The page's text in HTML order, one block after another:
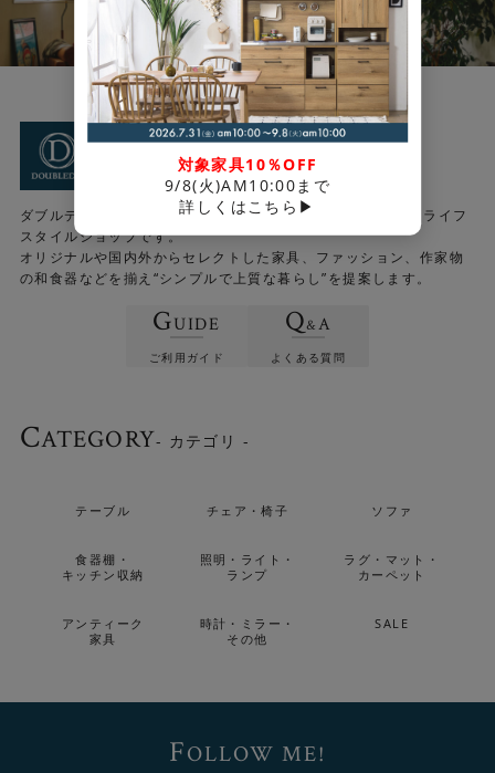
ABOUT DOUBLEDAY
- ダブルデイについて -
ダブルデイは1日を2倍楽しく過ごすためのヒントが見つかるライフ
スタイルショップです。
オリジナルや国内外からセレクトした家具、ファッション、作家物
の和食器などを揃え“シンプルで上質な暮らし”を提案します。
GUIDE
ご利用ガイド
Q&A
よくある質問
CATEGORY- カテゴリ -
テーブル チェア・椅子 ソファ
食器棚・
キッチン収納
照明・ライト・
ランプ
ラグ・マット・
カーペット
アンティーク
家具
時計・ミラー・
その他
SALE
FOLLOW ME!
対象家具10％OFF
9/8(火)AM10:00まで
詳しくはこちら▶